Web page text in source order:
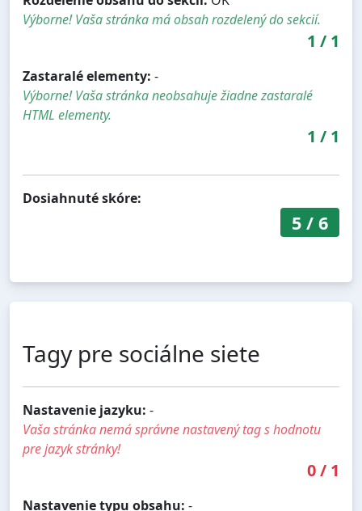
Výborne! Vaša stránka má obsah rozdelený do sekcií.
1 / 1
Zastaralé elementy: -
Výborne! Vaša stránka neobsahuje žiadne zastaralé
HTML elementy.
1 / 1
Dosiahnuté skóre:
5/ 6
Tagy pre sociálne siete
Nastavenie jazyku: -
Vaša stránka nemá správne nastavený tag s hodnotu
pre jazyk stránky!
0/ 1
Nastavenie typu obsahu: -